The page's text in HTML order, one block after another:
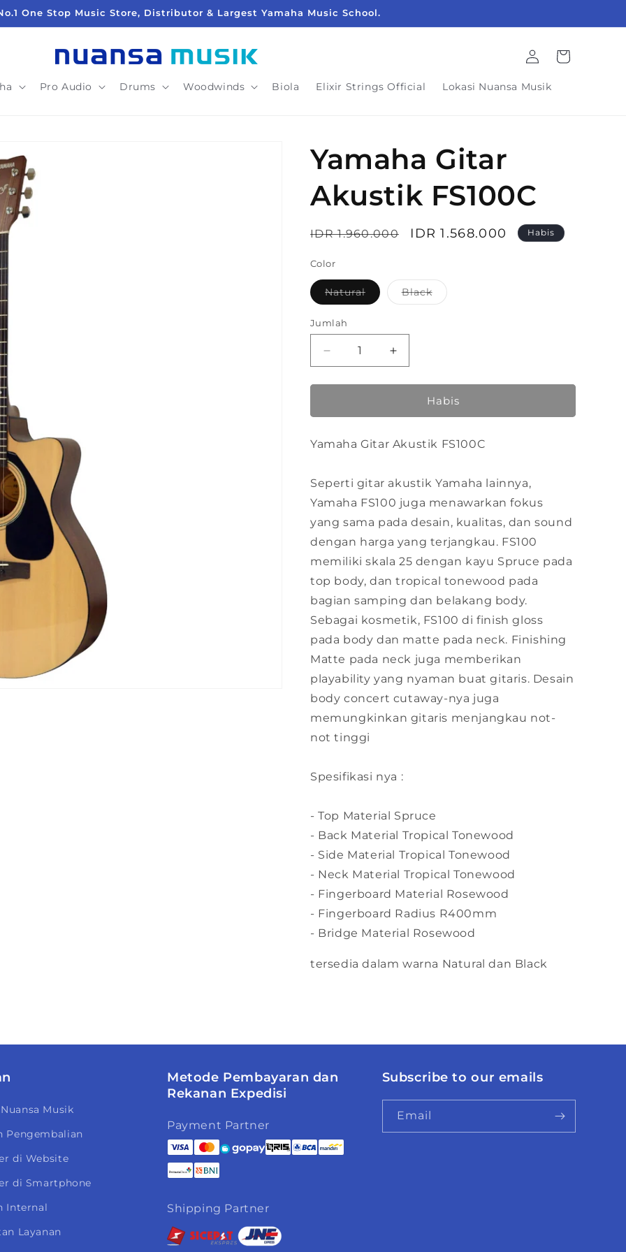
One Stop Music Store, Distributor & Largest Yamaha Music School.
Pro Audio Drums Woodwinds Biola Elixir Strings Official Lokasi Nuansa Musik
LoginKeranjang
Yamaha Gitar
Akustik FS100C
Harga
IDR 1.960.000
Harga
IDR 1.568.000 Habis
Color
Natural
Varian
habis
atau
tersedia
Black
Varian
Jumlah
Kurangi
jumlah
untuk
Gitar
FS100C
Tambah
jumlah
untuk
Yamaha
Gitar
FS100C
Habis
Yamaha Gitar Akustik FS100C
Seperti gitar akustik Yamaha lainnya,
Yamaha FS100 juga menawarkan fokus
yang sama pada desain, kualitas, dan sound
dengan harga yang terjangkau. FS100
memiliki skala 25 dengan kayu Spruce pada
top body, dan tropical tonewood pada
bagian samping dan belakang body.
Sebagai kosmetik, FS100 di finish gloss
pada body dan matte pada neck. Finishing
Matte pada neck juga memberikan
playability yang nyaman buat gitaris. Desain
body concert cutaway-nya juga
memungkinkan gitaris menjangkau not-
not tinggi
Spesifikasi nya :
- Top Material Spruce
- Back Material Tropical Tonewood
- Side Material Tropical Tonewood
- Neck Material Tropical Tonewood
- Fingerboard Material Rosewood
- Fingerboard Radius R400mm
- Bridge Material Rosewood
tersedia dalam warna Natural dan Black
Musik
Pengembalian
di Website
di Smartphone
Internal
Layanan
Metode Pembayaran dan
Rekanan Expedisi
Payment Partner
Shipping Partner
Subscribe to our emails
Email